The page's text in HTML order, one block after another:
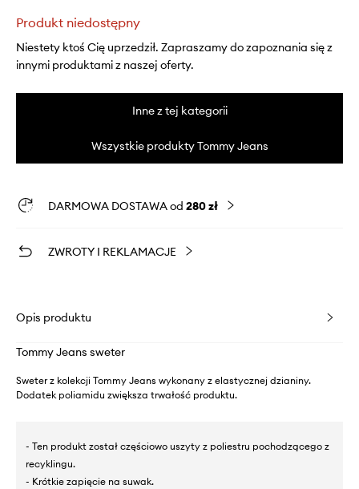
Produkt niedostępny
Niestety ktoś Cię uprzedził. Zapraszamy do zapoznania się z
innymi produktami z naszej oferty.
Inne z tej kategorii
Wszystkie produkty Tommy Jeans
DARMOWA DOSTAWA od 280 zł
ZWROTY I REKLAMACJE
Opis produktu
Tommy Jeans sweter
Sweter z kolekcji Tommy Jeans wykonany z elastycznej dzianiny.
Dodatek poliamidu zwiększa trwałość produktu.
- Ten produkt został częściowo uszyty z poliestru pochodzącego z
recyklingu.
- Krótkie zapięcie na suwak.